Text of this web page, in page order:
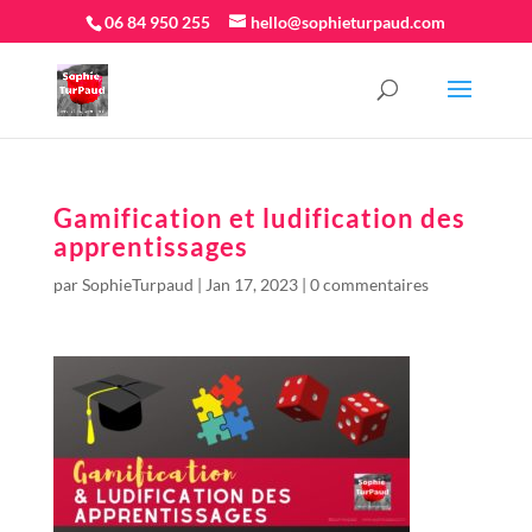
06 84 950 255 hello@sophieturpaud.com
Gamification et ludification des
apprentissages
parSophieTurpaud | Jan 17, 2023| 0 commentaires